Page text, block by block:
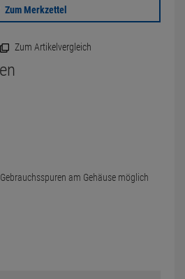
Zum Merkzettel
Zum Artikelvergleich
am Gehäuse möglich